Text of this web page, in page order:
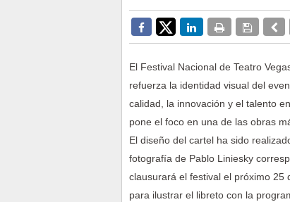
El Festival Nacional de Teatro
refuerza la identidad visual del
calidad, la innovación y el talento
pone el foco en una de las obras
El diseño del cartel ha sido
fotografía de Pablo Liniesky
clausurará el festival el próximo 25
para ilustrar el libreto con la